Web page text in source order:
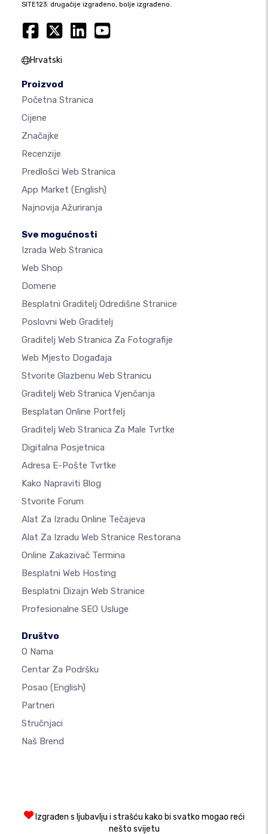
SITE123: drugačije izgrađeno, bolje izgrađeno.
Hrvatski
Proizvod
Početna Stranica
Cijene
Značajke
Recenzije
Predlošci Web Stranica
App Market (English)
Najnovija Ažuriranja
Sve mogućnosti
Izrada Web Stranica
Web Shop
Domene
Besplatni Graditelj Odredišne Stranice
Poslovni Web Graditelj
Graditelj Web Stranica Za Fotografije
Web Mjesto Događaja
Stvorite Glazbenu Web Stranicu
Graditelj Web Stranica Vjenčanja
Besplatan Online Portfelj
Graditelj Web Stranica Za Male Tvrtke
Digitalna Posjetnica
Adresa E-Pošte Tvrtke
Kako Napraviti Blog
Stvorite Forum
Alat Za Izradu Online Tečajeva
Alat Za Izradu Web Stranice Restorana
Online Zakazivač Termina
Besplatni Web Hosting
Besplatni Dizajn Web Stranice
Profesionalne SEO Usluge
Društvo
O Nama
Centar Za Podršku
Posao (English)
Partneri
Stručnjaci
Naš Brend
Izgrađen s ljubavlju i strašću kako bi svatko mogao reći
nešto svijetu